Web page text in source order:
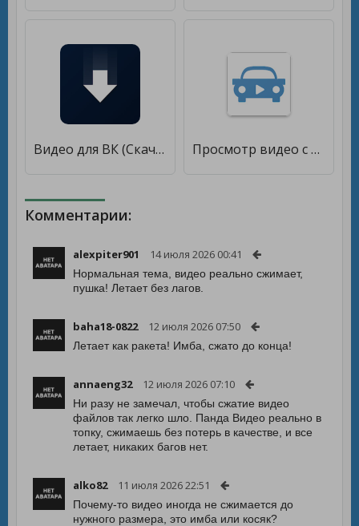
Видео для ВК (Скачать видео из ВК) [Unlocked] Просмотр видео с видеорегистратора BlackVue [Unlocked]
Комментарии:
alexpiter901 14 июля 2026 00:41
Нормальная тема, видео реально сжимает,
пушка! Летает без лагов.
baha18-0822 12 июля 2026 07:50
Летает как ракета! Имба, сжато до конца!
annaeng32 12 июля 2026 07:10
Ни разу не замечал, чтобы сжатие видео
файлов так легко шло. Панда Видео реально в
топку, сжимаешь без потерь в качестве, и все
летает, никаких багов нет.
alko82 11 июля 2026 22:51
Почему-то видео иногда не сжимается до
нужного размера, это имба или косяк?